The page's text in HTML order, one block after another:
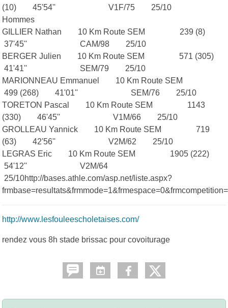
(10) 45'54'' V1F/75 25/10
Hommes
GILLIER Nathan 10 Km Route SEM 239 (8)
37'45'' CAM/98 25/10
BERGER Julien 10 Km Route SEM 571 (305)
41'41'' SEM/79 25/10
MARIONNEAU Emmanuel 10 Km Route SEM
499 (268) 41'01'' SEM/76 25/10
TORETON Pascal 10 Km Route SEM 1143
(330) 46'45'' V1M/66 25/10
GROLLEAU Yannick 10 Km Route SEM 719
(63) 42'56'' V2M/62 25/10
LEGRAS Eric 10 Km Route SEM 1905 (222)
54'12'' V2M/64
25/10http://bases.athle.com/asp.net/liste.aspx?
http://www.lesfouleescholetaises.com/
rendez vous 8h stade brissac pour covoiturage